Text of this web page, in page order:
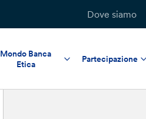
Dove siamo
Mondo Banca
Etica
Partecipazione